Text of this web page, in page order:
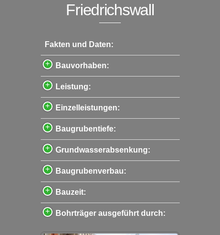
Friedrichswall
Fakten und Daten:
Bauvorhaben:
Leistung:
Einzelleistungen:
Baugrubentiefe:
Grundwasserabsenkung:
Baugrubenverbau:
Bauzeit:
Bohrträger ausgeführt durch: